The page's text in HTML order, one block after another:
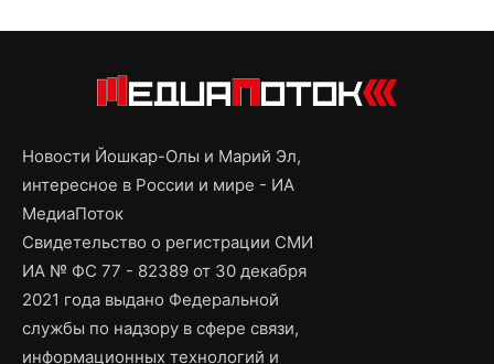
Новости Йошкар-Олы и Марий Эл,
интересное в России и мире - ИА
МедиаПоток
Свидетельство о регистрации СМИ
ИА № ФС 77 - 82389 от 30 декабря
2021 года выдано Федеральной
службы по надзору в сфере связи,
информационных технологий и